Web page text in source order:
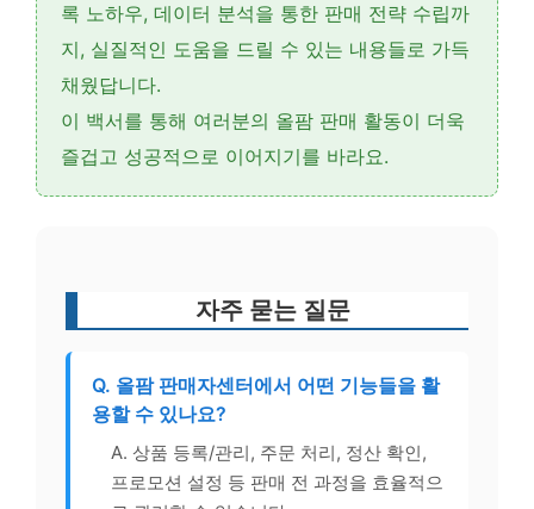
록 노하우, 데이터 분석을 통한 판매 전략 수립까
지, 실질적인 도움을 드릴 수 있는 내용들로 가득
채웠답니다.
이 백서를 통해 여러분의 올팜 판매 활동이 더욱
즐겁고 성공적으로 이어지기를 바라요.
자주 묻는 질문
Q. 올팜 판매자센터에서 어떤 기능들을 활
용할 수 있나요?
A. 상품 등록/관리, 주문 처리, 정산 확인,
프로모션 설정 등 판매 전 과정을 효율적으